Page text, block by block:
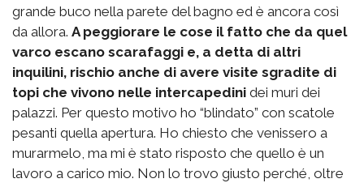
grande buco nella parete del bagno ed è ancora così
da allora. A peggiorare le cose il fatto che da quel
varco escano scarafaggi e, a detta di altri
inquilini, rischio anche di avere visite sgradite di
topi che vivono nelle intercapedini dei muri dei
palazzi. Per questo motivo ho “blindato” con scatole
pesanti quella apertura. Ho chiesto che venissero a
murarmelo, ma mi è stato risposto che quello è un
lavoro a carico mio. Non lo trovo giusto perché, oltre